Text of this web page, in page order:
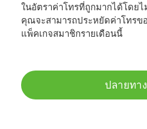
ในอัตราค่าโทรที่ถูกมากได้โดย
คุณจะสามารถประหยัดค่าโทร
แพ็คเกจสมาชิกรายเดือนนี้
ปลายทา